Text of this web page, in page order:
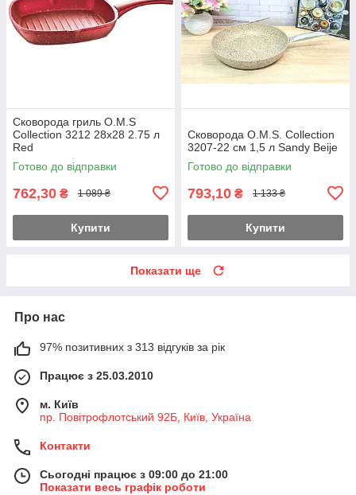
Сковорода гриль O.M.S
Collection 3212 28х28 2.75 л
Red
Готово до відправки
762,30 ₴ 1 089 ₴
Купити
Сковорода O.M.S. Collection
3207-22 см 1,5 л Sandy Beije
Готово до відправки
793,10 ₴ 1 133 ₴
Купити
Показати ще
Про нас
97% позитивних з 313 відгуків за рік
Працює з 25.03.2010
м. Київ
пр. Повітрофлотський 92Б, Київ, Україна
Контакти
Сьогодні працює з 09:00 до 21:00
Показати весь графік роботи